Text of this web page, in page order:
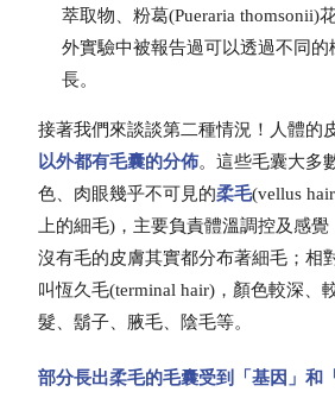
萃取物、粉葛(Pueraria thomsonii)
外實驗中被報告過可以透過不同的
長。
接著我們來談談第二種情況！人體的
以外都有毛囊的分佈。這些毛囊大多
色、肉眼幾乎不可見的柔毛(vellus
上的細毛)，主要負責體溫調控及感
沒有毛的皮膚其實都分布著細毛；相
叫恆久毛(terminal hair)，顏色較深、
髮、鬍子、腋毛、陰毛等。
部分長出柔毛的毛囊受到「基因」和